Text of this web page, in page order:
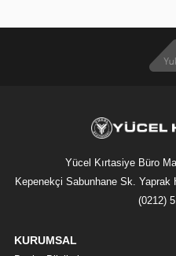
Yücel Kırtasiye Büro
Kepenekçi Sabunhane Sk.
(0212)
KURUMSAL